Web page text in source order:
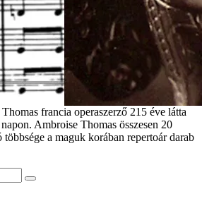
francia operaszerző 215 éve látta
Ambroise Thomas összesen 20
a maguk korában repertoár darab